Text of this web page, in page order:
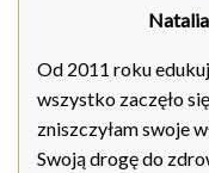
Od 2011 roku
wszystko zaczęło
zniszczyłam swoje
Swoją drogę do